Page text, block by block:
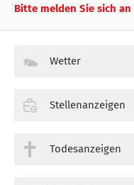
Bitte melden Sie sich an
Wetter
Stellenanzeigen
Todesanzeigen